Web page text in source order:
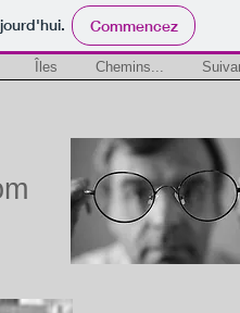
Commencez
Îles Chemins...